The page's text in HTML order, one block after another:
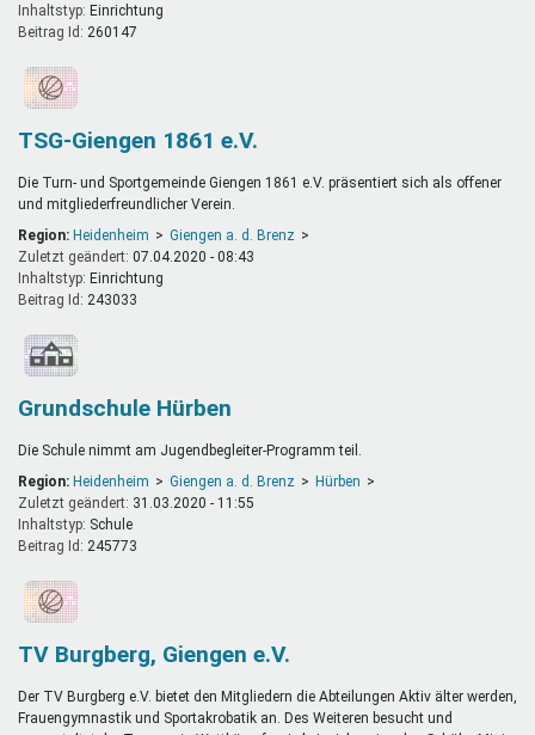
Inhaltstyp:
einrichtung
Beitrag Id: 260147
TSG-Giengen 1861 e.V.
Die Turn- und Sportgemeinde Giengen 1861 e.V. präsentiert sich als offener
und mitgliederfreundlicher Verein.
Region: Heidenheim
Giengen a. d. Brenz
Zuletzt geändert: 07.04.2020 - 08:43
Inhaltstyp:
einrichtung
Beitrag Id: 243033
Grundschule Hürben
Die Schule nimmt am Jugendbegleiter-Programm teil.
Region: Heidenheim Giengen a. d. Brenz
Hürben
Zuletzt geändert: 31.03.2020 - 11:55
Inhaltstyp:
schule
Beitrag Id: 245773
TV Burgberg, Giengen e.V.
Der TV Burgberg e.V. bietet den Mitgliedern die Abteilungen Aktiv älter werden,
Frauengymnastik und Sportakrobatik an. Des Weiteren besucht und